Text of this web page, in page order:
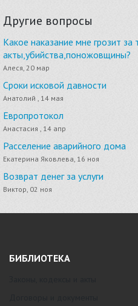
Другие вопросы
Какое наказание мне грозит за
акты,убийства,поножовщины?
Алеся, 20 мар
Сроки исковой давности
Анатолий , 14 мая
Европротокол
Анастасия , 14 апр
Расселение аварийного дома
Екатерина Яковлева, 16 ноя
Возврат денег за услуги
Виктор, 02 ноя
БИБЛИОТЕКА